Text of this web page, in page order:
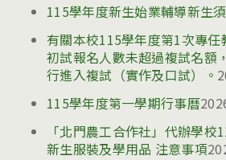
115學年度新生始業輔導新生
有關本校115學年度第1次專
初試報名人數未超過複試名額
行進入複試（實作及口試）。
115學年度第一學期行事曆
「北門農工合作社」代辦學校
新生服裝及學用品 注意事項